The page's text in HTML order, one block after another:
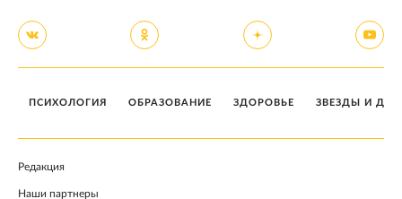
ПСИХОЛОГИЯ ОБРАЗОВАНИЕ ЗДОРОВЬЕ ЗВЕЗДЫ И
Редакция
Наши партнеры